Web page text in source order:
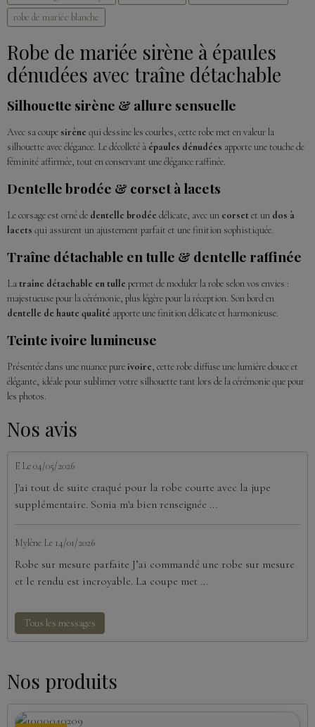
robe de mariée blanche
Robe de mariée sirène à épaules
dénudées avec traîne détachable
Silhouette sirène & allure sensuelle
Avec sa coupe sirène qui dessine les courbes, cette robe met en valeur la
silhouette avec élégance. Le décolleté à épaules dénudées apporte une touche de
féminité affirmée, tout en conservant une élégance raffinée.
Dentelle brodée & corset à lacets
Le corsage est orné de dentelle brodée délicate, avec un corsetet un dos à
lacets qui assurent un ajustement parfait et une finition sophistiquée.
Traîne détachable en tulle & dentelle raffinée
Latraîne détachable en tulle permet de moduler la robe selon vos envies :
majestueuse pour la cérémonie, plus légère pour la réception. Son bord en
dentelle de haute qualité apporte une finition délicate et harmonieuse.
Teinte ivoire lumineuse
Présentée dans une nuance pureivoire, cette robe diffuse une lumière douce et
élégante, idéale pour sublimer votre silhouette tant lors de la cérémonie que pour
les photos.
Nos avis
E Le 04/05/2026
J'ai tout de suite craqué pour la robe courte avec la jupe
supplémentaire. Sonia m'a bien renseignée ...
Mylène Le 14/01/2026
Robe sur mesure parfaite J’ai commandé une robe sur mesure
et le rendu est incroyable. La coupe met ...
Tous les messages
Nos produits